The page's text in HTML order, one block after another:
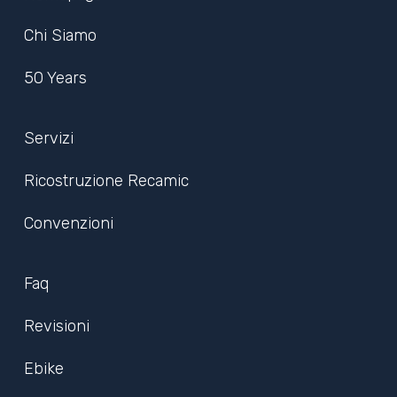
Chi Siamo
50 Years
Servizi
Ricostruzione Recamic
Convenzioni
Faq
Revisioni
Ebike